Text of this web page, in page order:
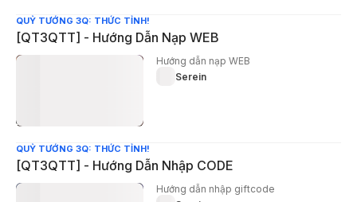
QUỶ TƯỚNG 3Q: THỨC TỈNH!
[QT3QTT] - Hướng Dẫn Nạp WEB
Hướng dẫn nạp WEB
Serein
QUỶ TƯỚNG 3Q: THỨC TỈNH!
[QT3QTT] - Hướng Dẫn Nhập CODE
Hướng dẫn nhập giftcode